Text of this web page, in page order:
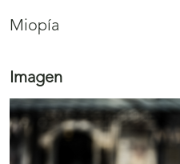
Miopía
Imagen